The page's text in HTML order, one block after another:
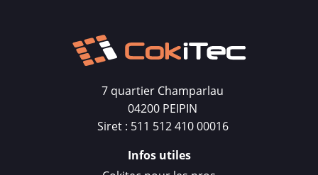
7 quartier Champarlau
04200 PEIPIN
Siret : 511 512 410 00016
Infos utiles